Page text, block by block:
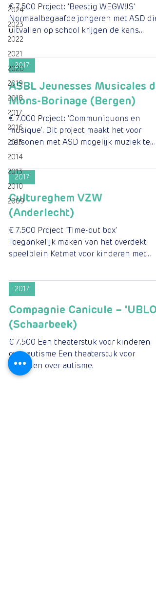
2024
2023
2022
2021
2020
2019
2018
2017
2016
2015
2014
2013
2010
2009
€ 7.500 Project: 'Beestig WEGWIJS'
Normaalbegaafde jongeren met ASD die
uitvallen op school krijgen de kans
'levensecht' te leren met en...
2017
ASBL Jeunesses Musicales de
Mons-Borinage (Bergen)
€ 7.000 Project: 'Communiquons en
musique'. Dit project maakt het voor
personen met ASD mogelijk muziek te
maken in een gewone omgeving,...
2017
Cultureghem VZW
(Anderlecht)
€ 7.500 Project ‘Time-out box’
Toegankelijk maken van het overdekt
speelplein Ketmet voor kinderen met
2017
Compagnie Canicule – 'UBLO'
(Schaarbeek)
€ 7.500 Een theaterstuk voor kinderen
over autisme Een theaterstuk voor
kinderen over autisme.